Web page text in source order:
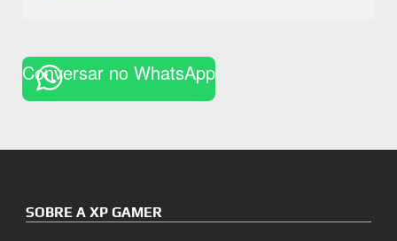
Conversar no WhatsApp
SOBRE A XP GAMER